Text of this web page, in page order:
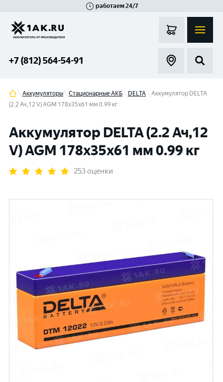
работаем 24/7
+7 (812) 564-54-91
Аккумуляторы Стационарные АКБ DELTA
Аккумулятор DELTA
(2.2 Ач,12 V) AGM 178x35x61 мм 0.99 кг
Аккумулятор DELTA (2.2 Ач,12
V) AGM 178x35x61 мм 0.99 кг
253 оценки
Гатчина